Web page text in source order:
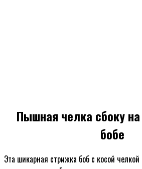
Пышная челка сбоку
бобе
Эта шикарная стрижка боб с косой